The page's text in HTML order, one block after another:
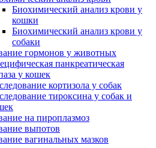
Биохимический анализ крови у
кошки
Биохимический анализ крови у
собаки
гормонов у животных
панкреатическая
у кошек
кортизола у собак
тироксина у собак и
на пироплазмоз
выпотов
вагинальных мазков